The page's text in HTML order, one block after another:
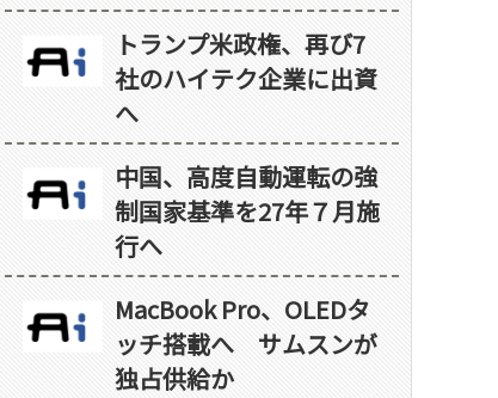
トランプ米政権、再び7
社のハイテク企業に出資
へ
中国、高度自動運転の強
制国家基準を27年７月施
行へ
MacBook Pro、OLEDタ
ッチ搭載へ サムスンが
独占供給か